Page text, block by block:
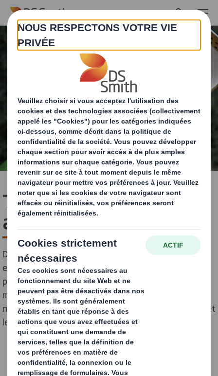
Skip to main content
Tchao Mégot : du mégot
au matériau recyclé
Du mégot au matériau recyclé : un engagement
environnemental inscrit dans une démarche de
prévention santé. Chaque année en France, des
milliards de mégots de cigarettes sont jetés dans la
nature, polluant durablement les sols, les cours d’eau et
les océans.